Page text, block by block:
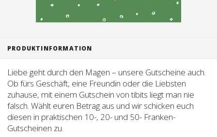
PRODUKTINFORMATION
Liebe geht durch den Magen – unsere Gutscheine auch.
Ob fürs Geschäft, eine Freundin oder die Liebsten
zuhause, mit einem Gutschein von tibits liegt man nie
falsch. Wählt euren Betrag aus und wir schicken euch
diesen in praktischen 10-, 20- und 50- Franken-
Gutscheinen zu.